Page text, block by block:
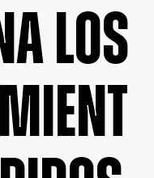
LOS